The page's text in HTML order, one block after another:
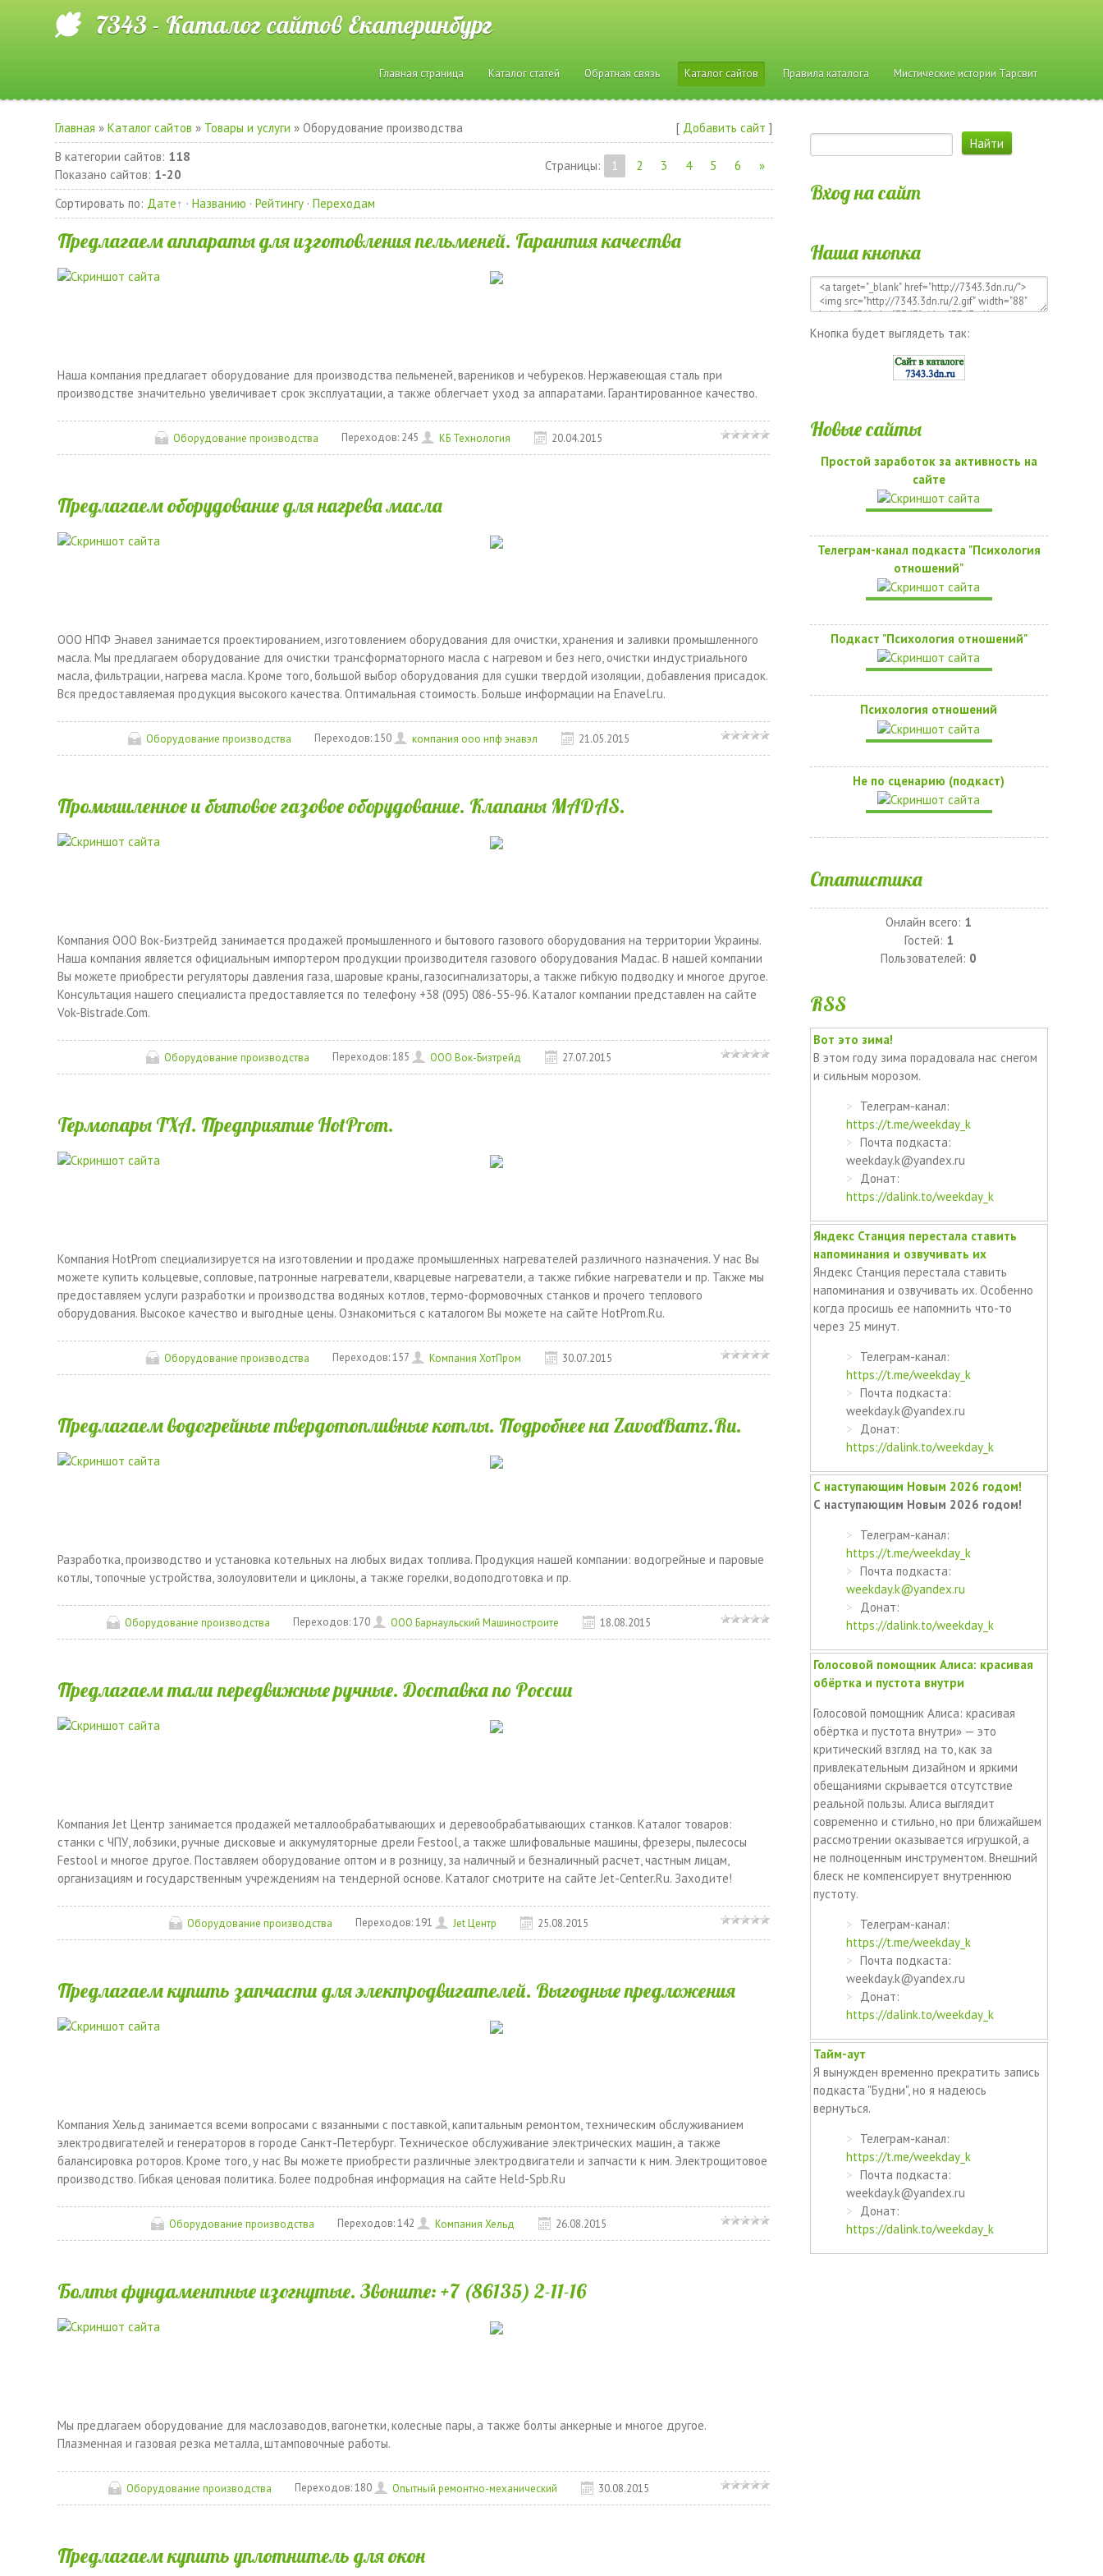
7343 - Каталог сайтов Екатеринбург
Главная страница Каталог статей Обратная связь Каталог сайтов Правила каталога Мистические истории Тарсвит
Главная »Каталог сайтов » Товары и услуги » Оборудование производства [ Добавить сайт ]
В категории сайтов: 118
Показано сайтов: 1-20
Страницы: 1 2 3 4 5 6 »
Сортировать по: Дате ·Названию ·Рейтингу ·Переходам
Предлагаем аппараты для изготовления пельменей. Гарантия качества
Наша компания предлагает оборудование для производства пельменей, вареников и чебуреков. Нержавеющая сталь при
производстве значительно увеличивает срок эксплуатации, а также облегчает уход за аппаратами. Гарантированное качество.
Оборудование производства Переходов: 245 КБ Технология 20.04.2015
Предлагаем оборудование для нагрева масла
ООО НПФ Энавел занимается проектированием, изготовлением оборудования для очистки, хранения и заливки промышленного
масла. Мы предлагаем оборудование для очистки трансформаторного масла с нагревом и без него, очистки индустриального
масла, фильтрации, нагрева масла. Кроме того, большой выбор оборудования для сушки твердой изоляции, добавления присадок.
Вся предоставляемая продукция высокого качества. Оптимальная стоимость. Больше информации на Enavel.ru.
Оборудование производства Переходов:150 компания ооо нпф энавэл 21.05.2015
Промышленное и бытовое газовое оборудование. Клапаны MADAS.
Компания ООО Вок-Бизтрейд занимается продажей промышленного и бытового газового оборудования на территории Украины.
Наша компания является официальным импортером продукции производителя газового оборудования Мадас. В нашей компании
Вы можете приобрести регуляторы давления газа, шаровые краны, газосигнализаторы, а также гибкую подводку и многое другое.
Консультация нашего специалиста предоставляется по телефону +38 (095) 086-55-96. Каталог компании представлен на сайте
Vok-Bistrade.Com.
Оборудование производства Переходов:185 ООО Вок-Бизтрейд 27.07.2015
Термопары ТХА. Предприятие HotProm.
Компания HotProm специализируется на изготовлении и продаже промышленных нагревателей различного назначения. У нас Вы
можете купить кольцевые, сопловые, патронные нагреватели, кварцевые нагреватели, а также гибкие нагреватели и пр. Также мы
предоставляем услуги разработки и производства водяных котлов, термо-формовочных станков и прочего теплового
оборудования. Высокое качество и выгодные цены. Ознакомиться с каталогом Вы можете на сайте HotProm.Ru.
Оборудование производства Переходов:157 Компания ХотПром 30.07.2015
Предлагаем водогрейные твердотопливные котлы. Подробнее на ZavodBamz.Ru.
Разработка, производство и установка котельных на любых видах топлива. Продукция нашей компании: водогрейные и паровые
котлы, топочные устройства, золоуловители и циклоны, а также горелки, водоподготовка и пр.
Оборудование производства Переходов:170 ООО Барнаульский Машиностроите 18.08.2015
Предлагаем тали передвижные ручные. Доставка по России
Компания Jet Центр занимается продажей металлообрабатывающих и деревообрабатывающих станков. Каталог товаров:
станки с ЧПУ, лобзики, ручные дисковые и аккумуляторные дрели Festool, а также шлифовальные машины, фрезеры, пылесосы
Festool и многое другое. Поставляем оборудование оптом и в розницу, за наличный и безналичный расчет, частным лицам,
организациям и государственным учреждениям на тендерной основе. Каталог смотрите на сайте Jet-Center.Ru. Заходите!
Оборудование производства Переходов:191 Jet Центр 25.08.2015
Предлагаем купить запчасти для электродвигателей. Выгодные предложения
Компания Хельд занимается всеми вопросами с вязанными с поставкой, капитальным ремонтом, техническим обслуживанием
электродвигателей и генераторов в городе Санкт-Петербург. Техническое обслуживание электрических машин, а также
балансировка роторов. Кроме того, у нас Вы можете приобрести различные электродвигатели и запчасти к ним. Электрощитовое
производство. Гибкая ценовая политика. Более подробная информация на сайте Held-Spb.Ru
Оборудование производства Переходов:142 Компания Хельд 26.08.2015
Болты фундаментные изогнутые. Звоните: +7 (86135) 2-11-16
Мы предлагаем оборудование для маслозаводов, вагонетки, колесные пары, а также болты анкерные и многое другое.
Плазменная и газовая резка металла, штамповочные работы.
Оборудование производства Переходов:180 Опытный ремонтно-механический 30.08.2015
Предлагаем купить уплотнитель для окон
Вход на сайт
Наша кнопка
Кнопка будет выглядеть так:
Новые сайты
Простой заработок за активность на
сайте
Телеграм-канал подкаста "Психология
отношений"
Подкаст "Психология отношений"
Психология отношений
Не по сценарию (подкаст)
Статистика
Онлайн всего: 1
Гостей: 1
Пользователей: 0
RSS
Вот это зима!
В этом году зима порадовала нас снегом
и сильным морозом.
Телеграм-канал:
https://t.me/weekday_k
Почта подкаста:
weekday.k@yandex.ru
Донат:
https://dalink.to/weekday_k
Яндекс Станция перестала ставить
напоминания и озвучивать их
Яндекс Станция перестала ставить
напоминания и озвучивать их. Особенно
когда просишь ее напомнить что-то
через 25 минут.
Телеграм-канал:
https://t.me/weekday_k
Почта подкаста:
weekday.k@yandex.ru
Донат:
https://dalink.to/weekday_k
С наступающим Новым 2026 годом!
С наступающим Новым 2026 годом!
Телеграм-канал:
https://t.me/weekday_k
Почта подкаста:
weekday.k@yandex.ru
Донат:
https://dalink.to/weekday_k
Голосовой помощник Алиса: красивая
обёртка и пустота внутри
Голосовой помощник Алиса: красивая
обёртка и пустота внутри» — это
критический взгляд на то, как за
привлекательным дизайном и яркими
обещаниями скрывается отсутствие
реальной пользы. Алиса выглядит
современно и стильно, но при ближайшем
рассмотрении оказывается игрушкой, а
не полноценным инструментом. Внешний
блеск не компенсирует внутреннюю
пустоту.
Телеграм-канал:
https://t.me/weekday_k
Почта подкаста:
weekday.k@yandex.ru
Донат:
https://dalink.to/weekday_k
Тайм-аут
Я вынужден временно прекратить запись
подкаста "Будни", но я надеюсь
вернуться.
Телеграм-канал:
https://t.me/weekday_k
Почта подкаста:
weekday.k@yandex.ru
Донат:
https://dalink.to/weekday_k